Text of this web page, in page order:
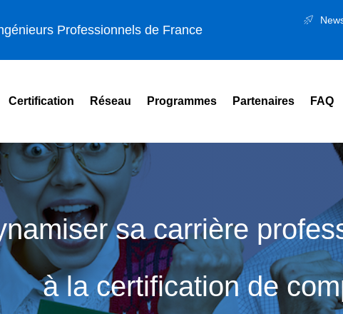
Professionnels de France
Certification Réseau Programmes Partenaires FAQ
sa carrière
à la certification de